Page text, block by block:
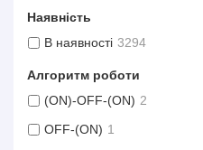
Наявність
В наявності 3294
Алгоритм роботи
(ON)-OFF-(ON) 2
OFF-(ON) 1